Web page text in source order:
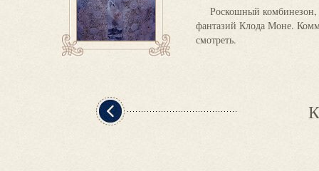
Роскошный
фантазий Клода Моне.
смотреть.